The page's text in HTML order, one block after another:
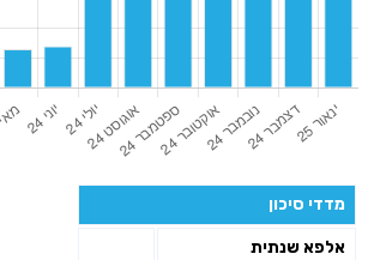
מדדי סיכון
אלפא שנתית